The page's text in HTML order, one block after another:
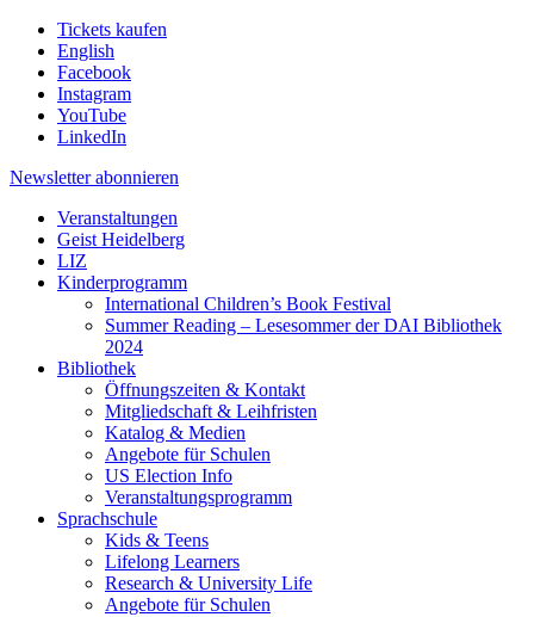
Tickets kaufen
English
Facebook
Instagram
YouTube
LinkedIn
Newsletter abonnieren
Veranstaltungen
Geist Heidelberg
LIZ
Kinderprogramm
International Children’s Book Festival
Summer Reading – Lesesommer der DAI Bibliothek
2024
Bibliothek
Öffnungszeiten & Kontakt
Mitgliedschaft & Leihfristen
Katalog & Medien
Angebote für Schulen
US Election Info
Veranstaltungsprogramm
Sprachschule
Kids & Teens
Lifelong Learners
Research & University Life
Angebote für Schulen